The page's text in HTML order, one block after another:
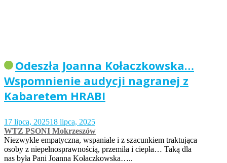
Odeszła Joanna Kołaczkowska…
Wspomnienie audycji nagranej z
Kabaretem HRABI
17 lipca, 202518 lipca, 2025
WTZ PSONI Mokrzeszów
Niezwykle empatyczna, wspaniale i z szacunkiem traktująca
osoby z niepełnosprawnością, przemiła i ciepła… Taką dla
nas była Pani Joanna Kołaczkowska…..